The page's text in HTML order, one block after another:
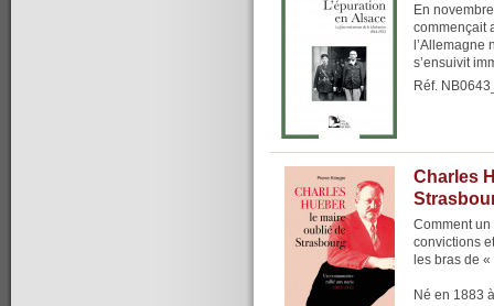
En
commençait
l’Allemagne
s’ensuivit
Réf.
Charles
Comment
convictions
les bras de
Né en 1883